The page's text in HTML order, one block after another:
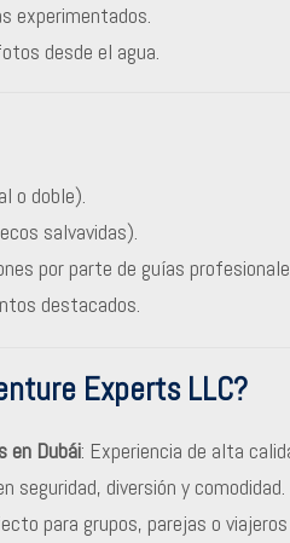
experimentados.
desde el agua.
o doble).
salvavidas).
por parte de guías
destacados.
Experts LLC?
en Dubái: Experiencia de alta
seguridad, diversión y comodidad.
para grupos, parejas o